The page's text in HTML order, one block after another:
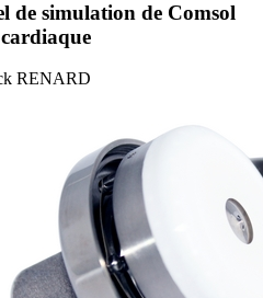
de simulation de Comsol
RENARD